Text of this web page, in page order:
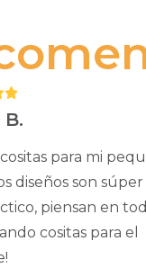
para mi
diseños son súper
piensan en
cositas para el